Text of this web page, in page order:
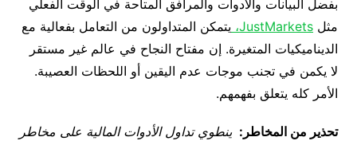
بفضل البيانات والأدوات والمرافق المتاحة في الوقت الفعلي
مثل JustMarkets، يتمكن المتداولون من التعامل بفعالية مع
الديناميكيات المتغيرة. إن مفتاح النجاح في عالم غير مستقر
لا يكمن في تجنب موجات عدم اليقين أو اللحظات العصيبة.
الأمر كله يتعلق بفهمهم.
تحذير من المخاطر: ينطوي تداول الأدوات المالية على مخاطر